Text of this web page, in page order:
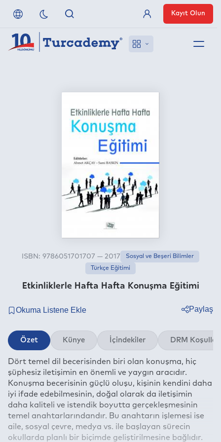
Anlaşmalı Yayınevleri
Üye Girişi
Kayıt Olun
Etkinliklerle Hafta Hafta Konuşma Eğitimi
ISBN: 9786051701707 — 2017
Sosyal ve Beşeri Bilimler
Türkçe Eğitimi
Paylaş
Twitter
Linkedin
Whatsapp
E-mail
Özet Künye İçindekiler DRM Koşulları
Dört temel dil becerisinden biri olan konuşma, hiç
şüphesiz iletişimin en önemli ve yaygın aracıdır.
Konuşma becerisinin güçlü oluşu, kişinin kendini daha
iyi ifade edebilmesinin, doğal olarak da iletişimin
daha kaliteli ve istendik boyutta gerçekleşmesinin
temel anahtarlarındandır. Bu anahtarın işlemesi ise
aile, sosyal çevre, medya vs. ile başlayan sürecin
okullarda planlı bir biçimde geliştirilmesine bağlıdır.